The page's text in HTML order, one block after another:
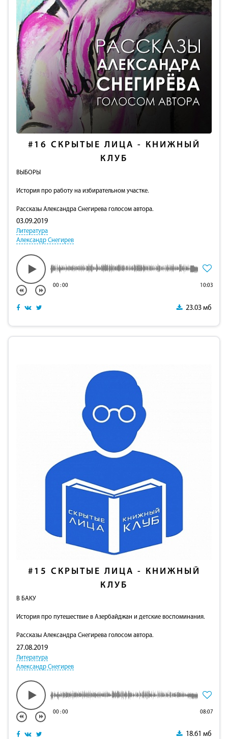
#16 СКРЫТЫЕ ЛИЦА - КНИЖНЫЙ
КЛУБ
ВЫБОРЫ
История про работу на избирательном участке.
Рассказы Александра Снегирева голосом автора.
03.09.2019
Литература
Александр Снегирев
00:00 10:03
23.03 мб
#15 СКРЫТЫЕ ЛИЦА - КНИЖНЫЙ
КЛУБ
В БАКУ
История про путешествие в Азербайджан и детские воспоминания.
Рассказы Александра Снегирева голосом автора.
27.08.2019
Литература
Александр Снегирев
00:00 08:07
18.61 мб